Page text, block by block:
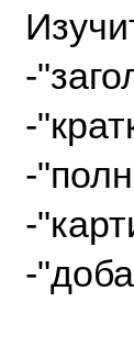
-
-
-
-
-